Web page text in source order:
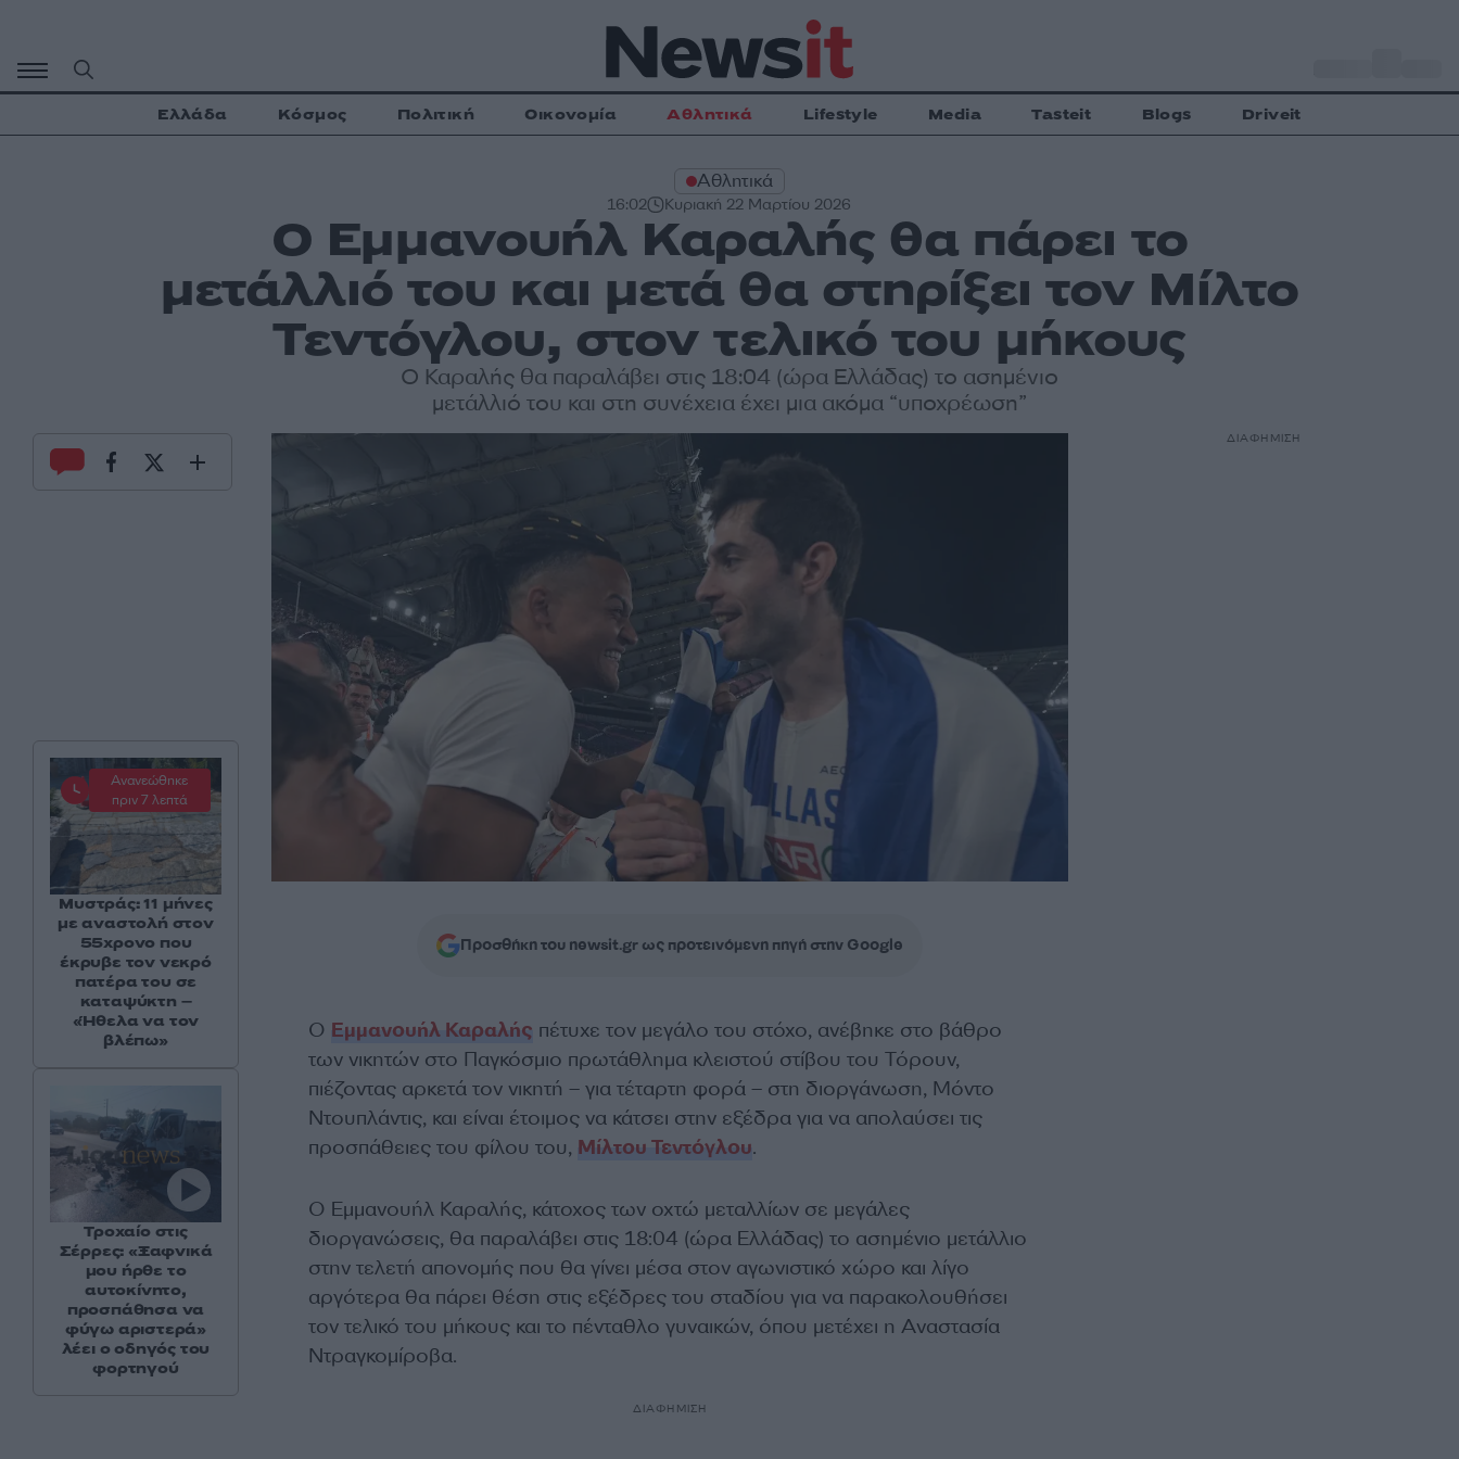
περιεχόμενο
Ελλάδα Κόσμος Πολιτική Οικονομία Αθλητικά Lifestyle Media Tasteit Blogs Driveit
Αθλητικά
16:02 Κυριακή 22 Μαρτίου 2026
Ο Εμμανουήλ Καραλής θα πάρει το
μετάλλιό του και μετά θα στηρίξει τον Μίλτο
Τεντόγλου, στον τελικό του μήκους
Ο Καραλής θα παραλάβει στις 18:04 (ώρα Ελλάδας) το ασημένιο
μετάλλιό του και στη συνέχεια έχει μια ακόμα “υποχρέωση”
Προσθήκη του newsit.gr ως προτεινόμενη πηγή στην Google
Ο Εμμανουήλ Καραλής πέτυχε τον μεγάλο του στόχο, ανέβηκε στο βάθρο
των νικητών στο Παγκόσμιο πρωτάθλημα κλειστού στίβου του Τόρουν,
πιέζοντας αρκετά τον νικητή – για τέταρτη φορά – στη διοργάνωση, Μόντο
Ντουπλάντις, και είναι έτοιμος να κάτσει στην εξέδρα για να απολαύσει τις
προσπάθειες του φίλου του, Μίλτου Τεντόγλου.
Ο Εμμανουήλ Καραλής, κάτοχος των οχτώ μεταλλίων σε μεγάλες
διοργανώσεις, θα παραλάβει στις 18:04 (ώρα Ελλάδας) το ασημένιο μετάλλιο
στην τελετή απονομής που θα γίνει μέσα στον αγωνιστικό χώρο και λίγο
αργότερα θα πάρει θέση στις εξέδρες του σταδίου για να παρακολουθήσει
τον τελικό του μήκους και το πένταθλο γυναικών, όπου μετέχει η Αναστασία
Ντραγκομίροβα.
ΔΙΑΦΗΜΙΣΗ
Ανανεώθηκε
πριν 7 λεπτά
Μυστράς: 11 μήνες
με αναστολή στον
55χρονο που
έκρυβε τον νεκρό
πατέρα του σε
καταψύκτη –
«Ήθελα να τον
βλέπω»
Τροχαίο στις
Σέρρες: «Ξαφνικά
μου ήρθε το
αυτοκίνητο,
προσπάθησα να
φύγω αριστερά»
λέει ο οδηγός του
φορτηγού
ΔΙΑΦΗΜΙΣΗ